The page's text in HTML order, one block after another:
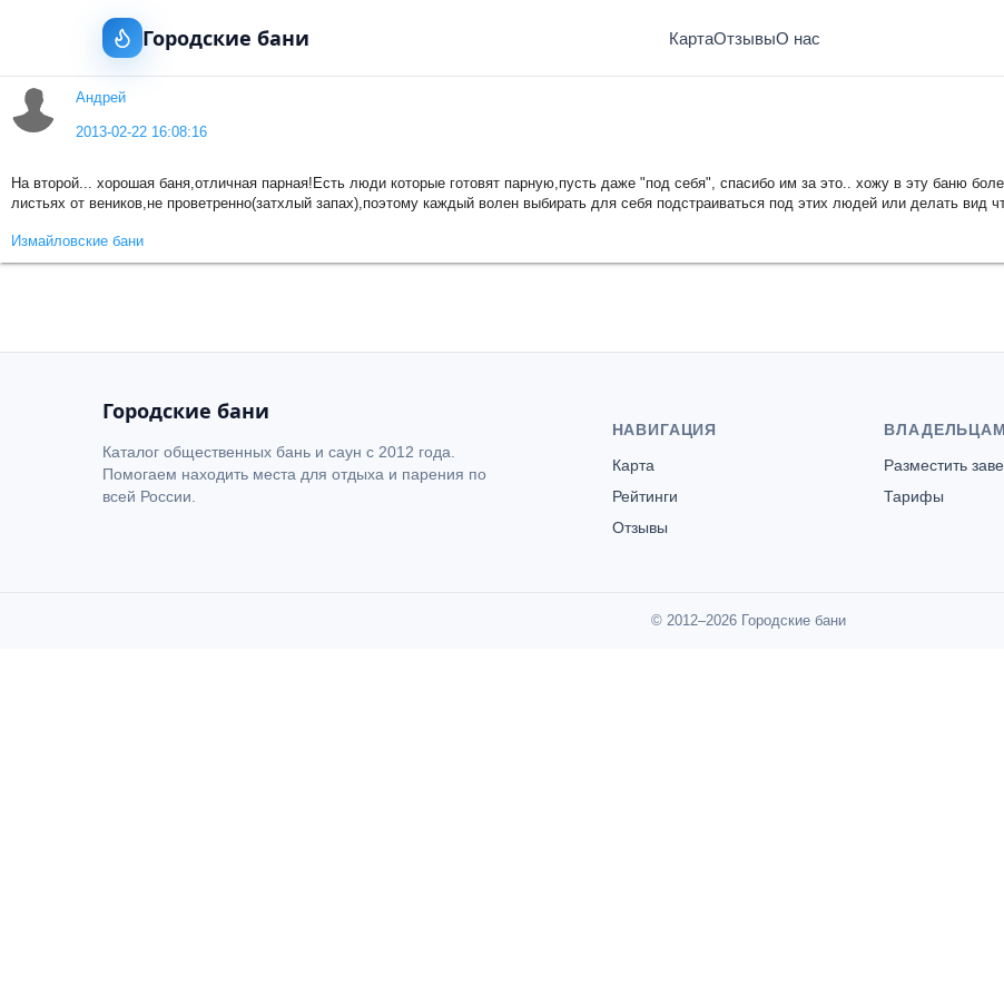
Городские бани КартаОтзывыО нас
Андрей
2013-02-22 16:08:16
На второй... хорошая баня,отличная парная!Есть люди которые готовят парную,пусть даже "под себя", спасибо им за это.. хожу в эту баню
листьях от веников,не проветренно(затхлый запах),поэтому каждый волен выбирать для себя подстраиваться под этих людей или делать вид
Измайловские бани
Городские бани
Каталог общественных бань и саун с 2012 года.
Помогаем находить места для отдыха и парения по
всей России.
НАВИГАЦИЯ
Карта
Рейтинги
Отзывы
ВЛАДЕЛЬЦАМ
Разместить
Тарифы
© 2012–2026 Городские бани